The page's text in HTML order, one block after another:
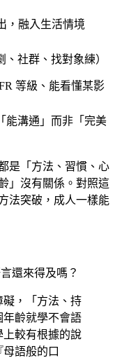
，融入生活情境
社群、找對象練）
等級、能看懂某影
能溝通」而非「完美
是「方法、習慣、心
」沒有關係。對照這
法突破，成人一樣能
還來得及嗎？
，「方法、持
齡就學不會語
較有根據的說
語般的口